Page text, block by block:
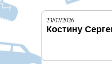
23/07/2026
Костину